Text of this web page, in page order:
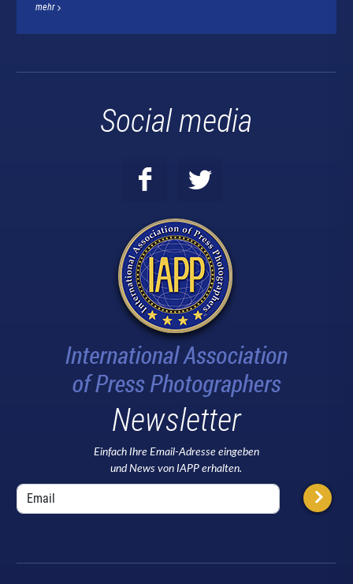
mehr
Social media
Newsletter
Einfach Ihre Email-Adresse eingeben
und News von IAPP erhalten.